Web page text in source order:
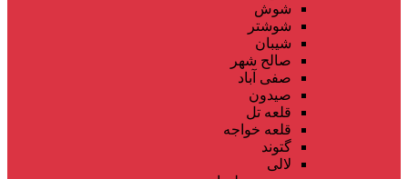
شوش
شوشتر
شیبان
صالح شهر
صفی آباد
صیدون
قلعه تل
قلعه خواجه
گتوند
لالی